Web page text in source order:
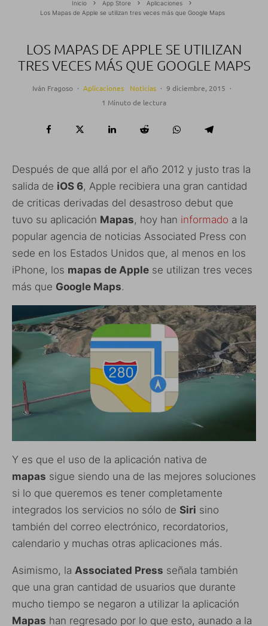
Inicio App Store
Aplicaciones
Los Mapas de Apple se utilizan tres veces más que Google Maps
LOS MAPAS DE APPLE SE UTILIZAN
TRES VECES MÁS QUE GOOGLE MAPS
Iván Fragoso · Aplicaciones Noticias · 9 diciembre, 2015 ·
1 Minuto de lectura
Después de que allá por el año 2012 y justo tras la
salida de iOS 6, Apple recibiera una gran cantidad
de criticas derivadas del desastroso debut que
tuvo su aplicación Mapas, hoy han informado a la
popular agencia de noticias Associated Press con
sede en los Estados Unidos que, al menos en los
iPhone, los mapas de Apple se utilizan tres veces
más que Google Maps.
Y es que el uso de la aplicación nativa de
mapas sigue siendo una de las mejores soluciones
si lo que queremos es tener completamente
integrados los servicios no sólo de Siri sino
también del correo electrónico, recordatorios,
calendario y muchas otras aplicaciones más.
Asimismo, la Associated Press señala también
que una gran cantidad de usuarios que durante
mucho tiempo se negaron a utilizar la aplicación
Mapas han regresado por lo que esto, aunado a la